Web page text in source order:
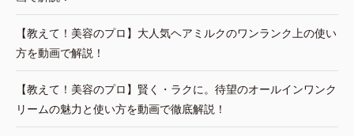
【教えて！美容のプロ】大人気ヘアミルクのワンランク上の使い
方を動画で解説！
【教えて！美容のプロ】賢く・ラクに。待望のオールインワンク
リームの魅力と使い方を動画で徹底解説！